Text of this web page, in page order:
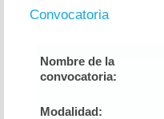
Convocatoria
Nombre de la
convocatoria:
Modalidad: